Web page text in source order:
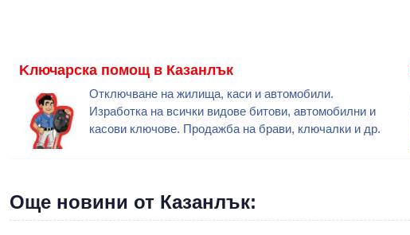
Kлючарска помощ в Казанлък
Отключване на жилища, каси и автомобили.
Изработка на всички видове битови, автомобилни и
касови ключове. Продажба на брави, ключалки и др.
Още новини от Казанлък: